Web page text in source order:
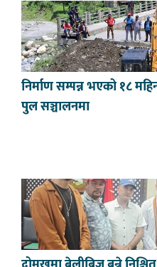
निर्माण सम्पन्न भएको १८
पुल सञ्चालनमा